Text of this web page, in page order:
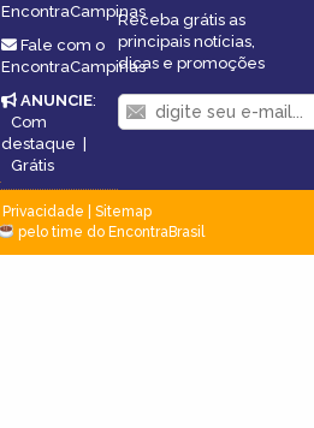
EncontraCampinas
Fale com o
EncontraCampinas
ANUNCIE:
Com
destaque |
Grátis
Receba grátis as
principais notícias,
dicas e promoções
Privacidade
Sitemap
pelo time do EncontraBrasil